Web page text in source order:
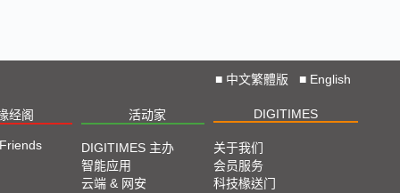
■ 中文繁體版 ■ English
经阁 活动家 DIGITIMES
DIGITIMES 主办
智能应用
云端 & 网安
关于我们
会员服务
科技椽送门